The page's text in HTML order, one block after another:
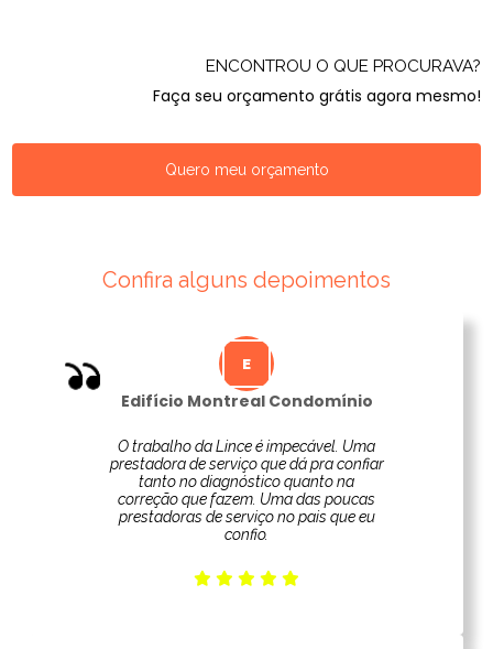
ENCONTROU O QUE PROCURAVA?
Faça seu orçamento grátis agora mesmo!
Quero meu orçamento
Confira alguns depoimentos
Edifício Montreal Condomínio
O trabalho da Lince é impecável. Uma
prestadora de serviço que dá pra confiar
tanto no diagnóstico quanto na
correção que fazem. Uma das poucas
prestadoras de serviço no pais que eu
confio.